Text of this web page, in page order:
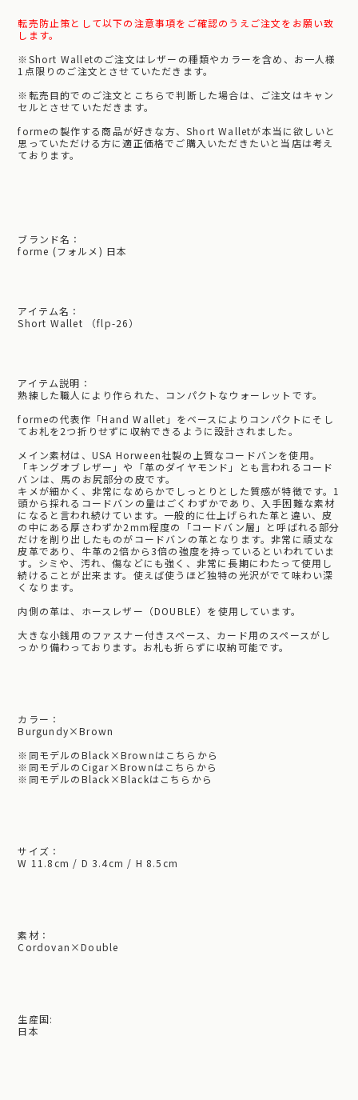
転売防止策として以下の注意事項をご確認のうえご注文をお願い致
します。
※Short Walletのご注文はレザーの種類やカラーを含め、お一人様
1点限りのご注文とさせていただきます。
※転売目的でのご注文とこちらで判断した場合は、ご注文はキャン
セルとさせていただきます。
formeの製作する商品が好きな方、Short Walletが本当に欲しいと
思っていただける方に適正価格でご購入いただきたいと当店は考え
ております。
ブランド名：
forme (フォルメ) 日本
アイテム名：
Short Wallet （flp-26）
アイテム説明：
熟練した職人により作られた、コンパクトなウォーレットです。
formeの代表作「Hand Wallet」をベースによりコンパクトにそし
てお札を2つ折りせずに収納できるように設計されました。
メイン素材は、USA Horween社製の上質なコードバンを使用。
「キングオブレザー」や「革のダイヤモンド」とも言われるコード
バンは、馬のお尻部分の皮です。
キメが細かく、非常になめらかでしっとりとした質感が特徴です。1
頭から採れるコードバンの量はごくわずかであり、入手困難な素材
になると言われ続けています。一般的に仕上げられた革と違い、皮
の中にある厚さわずか2mm程度の「コードバン層」と呼ばれる部分
だけを削り出したものがコードバンの革となります。非常に頑丈な
皮革であり、牛革の2倍から3倍の強度を持っているといわれていま
す。シミや、汚れ、傷などにも強く、非常に長期にわたって使用し
続けることが出来ます。使えば使うほど独特の光沢がでて味わい深
くなります。
内側の革は、ホースレザー（DOUBLE）を使用しています。
大きな小銭用のファスナー付きスペース、カード用のスペースがし
っかり備わっております。お札も折らずに収納可能です。
カラー：
Burgundy×Brown
※ 同モデルのBlack×Brownはこちらから
※ 同モデルのCigar×Brownはこちらから
※ 同モデルのBlack×Blackはこちらから
サイズ：
W 11.8cm / D 3.4cm / H 8.5cm
素材：
Cordovan×Double
生産国:
日本